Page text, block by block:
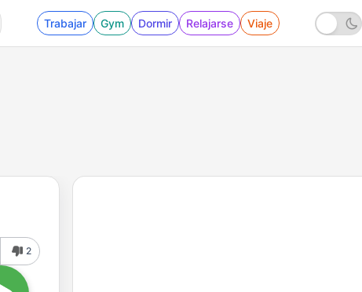
Trabajar Gym Dormir Relajarse Viaje
2